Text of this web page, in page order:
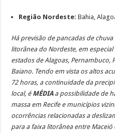
Região Nordeste:Bahia,
Há previsão de pancadas de
litorânea do Nordeste, em
estados de Alagoas, Pernambuco,
Baiano. Tendo em vista os altos
72 horas, a continuidade da
local, é MÉDIA a possibilidade de
massa em Recife e municípios
ocorrências relacionadas a
para a faixa litorânea entre